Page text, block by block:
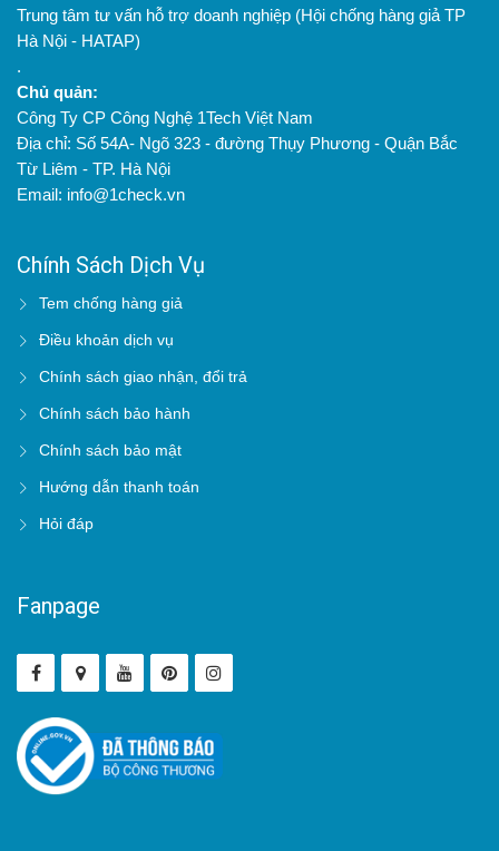
Trung tâm tư vấn hỗ trợ doanh nghiệp (Hội chống hàng giả TP
Hà Nội - HATAP)
.
Chủ quản:
Công Ty CP Công Nghệ 1Tech Việt Nam
Địa chỉ: Số 54A- Ngõ 323 - đường Thụy Phương - Quận Bắc
Từ Liêm - TP. Hà Nội
Email: info@1check.vn
Chính Sách Dịch Vụ
Tem chống hàng giả
Điều khoản dịch vụ
Chính sách giao nhận, đổi trả
Chính sách bảo hành
Chính sách bảo mật
Hướng dẫn thanh toán
Hỏi đáp
Fanpage